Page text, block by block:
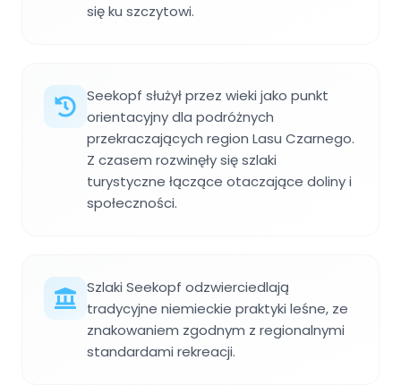
się ku szczytowi.
Seekopf służył przez wieki jako punkt
orientacyjny dla podróżnych
przekraczających region Lasu Czarnego.
Z czasem rozwinęły się szlaki
turystyczne łączące otaczające doliny i
społeczności.
Szlaki Seekopf odzwierciedlają
tradycyjne niemieckie praktyki leśne, ze
znakowaniem zgodnym z regionalnymi
standardami rekreacji.